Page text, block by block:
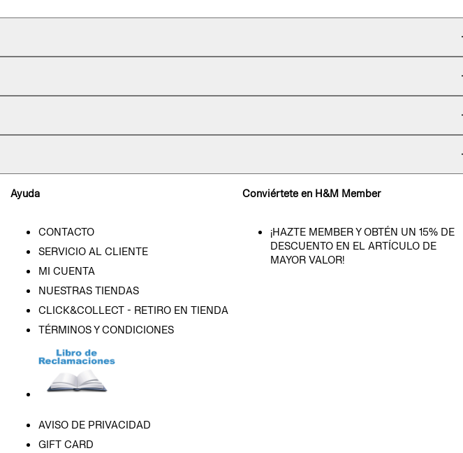
Ayuda
CONTACTO
SERVICIO AL CLIENTE
MI CUENTA
NUESTRAS TIENDAS
CLICK&COLLECT - RETIRO EN TIENDA
TÉRMINOS Y CONDICIONES
AVISO DE PRIVACIDAD
GIFT CARD
Conviértete en H&M Member
¡HAZTE MEMBER Y OBTÉN UN 15% DE
DESCUENTO EN EL ARTÍCULO DE
MAYOR VALOR!